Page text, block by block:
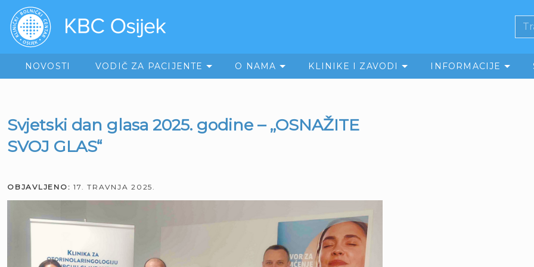
NOVOSTI VODIČ ZA PACIJENTE O NAMA KLINIKE I ZAVODI INFORMACIJE
Svjetski dan glasa 2025. godine – „OSNAŽITE
SVOJ GLAS“
OBJAVLJENO: 17. TRAVNJA 2025.